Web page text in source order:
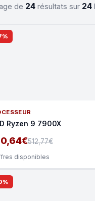
de 24 résultats sur 24
Ryzen 9 7900X
512,77€
disponibles